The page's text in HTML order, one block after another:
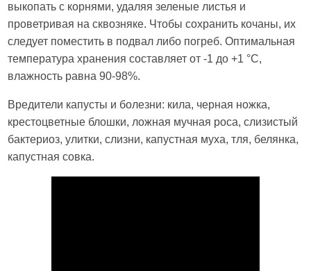
выкопать с корнями, удаляя зеленые листья и
проветривая на сквозняке. Чтобы сохранить кочаны, их
следует поместить в подвал либо погреб. Оптимальная
температура хранения составляет от -1 до +1 °С,
влажность равна 90-98%.
Вредители капусты и болезни: кила, черная ножка,
крестоцветные блошки, ложная мучная роса, слизистый
бактериоз, улитки, слизни, капустная муха, тля, белянка,
капустная совка.